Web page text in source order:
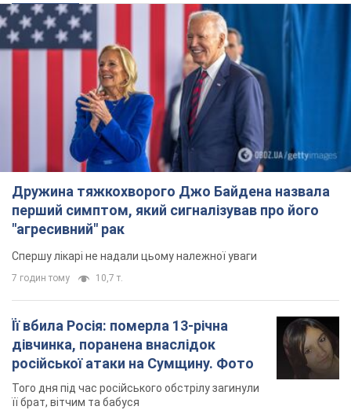
Дружина тяжкохворого Джо Байдена назвала
перший симптом, який сигналізував про його
"агресивний" рак
Спершу лікарі не надали цьому належної уваги
7 годин тому 10,7 т.
Її вбила Росія: померла 13-річна
дівчинка, поранена внаслідок
російської атаки на Сумщину. Фото
Того дня під час російського обстрілу загинули
її брат, вітчим та бабуся